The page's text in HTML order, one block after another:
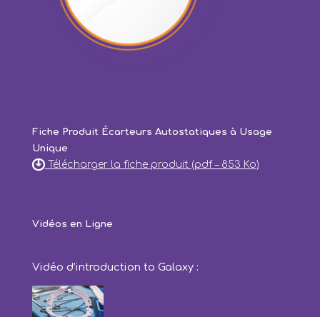
Fiche Produit Écarteurs Autostatiques à Usage
Unique
Télécharger la fiche produit (pdf – 853 Ko)
Vidéos en Ligne
Vidéo d’introduction to Galaxy :